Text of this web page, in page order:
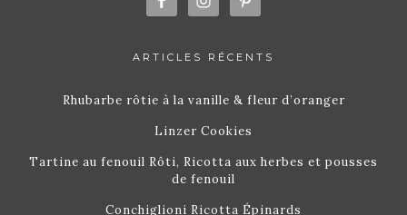
ARTICLES RÉCENTS
Rhubarbe rôtie à la vanille & fleur d’oranger
Linzer Cookies
Tartine au fenouil Rôti, Ricotta aux herbes et pousses
de fenouil
Conchiglioni Ricotta Épinards